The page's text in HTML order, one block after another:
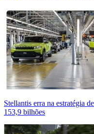
Stellantis erra na estratégia
153,9 bilhões